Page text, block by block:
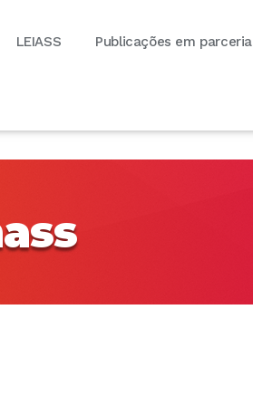
LEIASS Publicações em parceria